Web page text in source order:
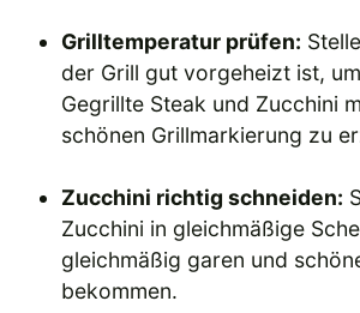
Grilltemperatur prüfen:
der Grill gut vorgeheizt ist,
Gegrillte Steak und Zucchini
schönen Grillmarkierung zu
Zucchini richtig schneiden:
Zucchini in gleichmäßige
gleichmäßig garen und
bekommen.